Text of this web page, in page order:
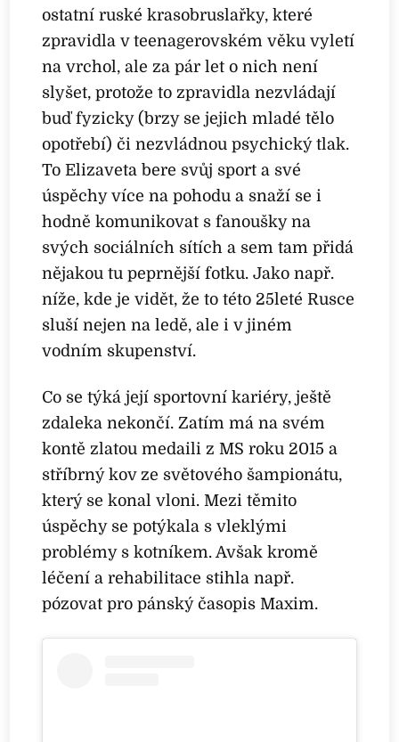
ostatní ruské krasobruslařky, které
zpravidla v teenagerovském věku vyletí
na vrchol, ale za pár let o nich není
slyšet, protože to zpravidla nezvládají
buď fyzicky (brzy se jejich mladé tělo
opotřebí) či nezvládnou psychický tlak.
To Elizaveta bere svůj sport a své
úspěchy více na pohodu a snaží se i
hodně komunikovat s fanoušky na
svých sociálních sítích a sem tam přidá
nějakou tu peprnější fotku. Jako např.
níže, kde je vidět, že to této 25leté Rusce
sluší nejen na ledě, ale i v jiném
vodním skupenství.
Co se týká její sportovní kariéry, ještě
zdaleka nekončí. Zatím má na svém
kontě zlatou medaili z MS roku 2015 a
stříbrný kov ze světového šampionátu,
který se konal vloni. Mezi těmito
úspěchy se potýkala s vleklými
problémy s kotníkem. Avšak kromě
léčení a rehabilitace stihla např.
pózovat pro pánský časopis Maxim.